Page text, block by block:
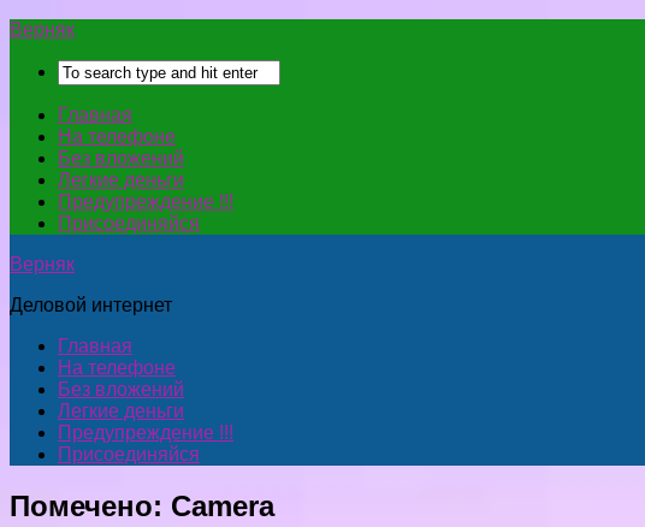
Верняк
Главная
На телефоне
Без вложений
Легкие деньги
Предупреждение !!!
Присоединяйся
Верняк
Деловой интернет
Главная
На телефоне
Без вложений
Легкие деньги
Предупреждение !!!
Присоединяйся
Помечено: Camera